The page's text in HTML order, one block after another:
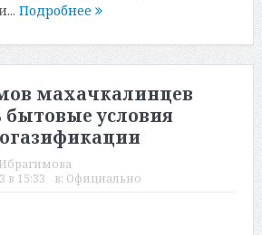
Подробнее
махачкалинцев
условия
в 15:33 в: Официально